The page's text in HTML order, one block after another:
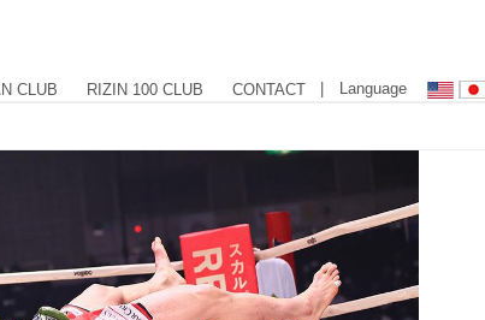
CLUB RIZIN 100 CLUB CONTACT | Language